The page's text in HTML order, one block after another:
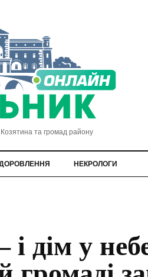
та громад району
НЕКРОЛОГИ
дім у